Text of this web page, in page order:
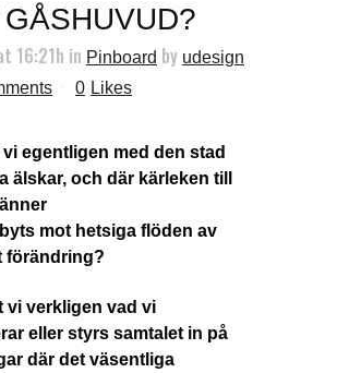
GÅSHUVUD?
16:21h in Pinboard by udesign
0 Likes
egentligen med den stad
älskar, och där kärleken till
mot hetsiga flöden av
förändring?
vi verkligen vad vi
eller styrs samtalet in på
där det väsentliga